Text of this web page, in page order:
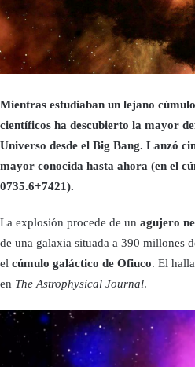
Mientras estudiaban un lejano
científicos ha descubierto la mayor
Universo desde el Big Bang. Lanzó
mayor conocida hasta ahora (en el
0735.6+7421).
La explosión procede de un agujero
de una galaxia situada a 390 millones
el cúmulo galáctico de Ofiuco. El
en The Astrophysical Journal.